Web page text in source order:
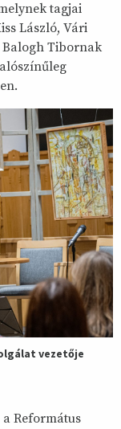
tagjai
László, Vári
Balogh Tibornak
vezetője
Református